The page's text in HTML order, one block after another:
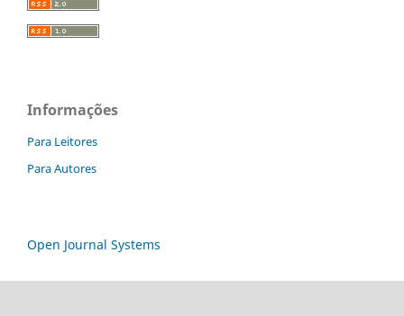
Informações
Para Leitores
Para Autores
Open Journal Systems